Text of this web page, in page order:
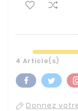
4 Article(s)
Donnez